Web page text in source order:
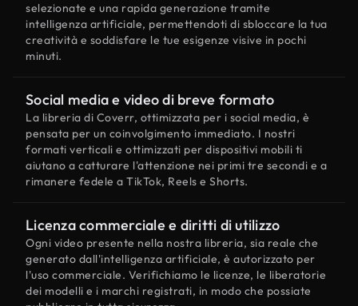
selezionate e una rapida generazione tramite
intelligenza artificiale, permettendoti di sbloccare la tua
creatività e soddisfare le tue esigenze visive in pochi
minuti.
Social media e video di breve formato
La libreria di Coverr, ottimizzata per i social media, è
pensata per un coinvolgimento immediato. I nostri
formati verticali e ottimizzati per dispositivi mobili ti
aiutano a catturare l'attenzione nei primi tre secondi e a
rimanere fedele a TikTok, Reels e Shorts.
Licenza commerciale e diritti di utilizzo
Ogni video presente nella nostra libreria, sia reale che
generato dall'intelligenza artificiale, è autorizzato per
l'uso commerciale. Verifichiamo le licenze, le liberatorie
dei modelli e i marchi registrati, in modo che possiate